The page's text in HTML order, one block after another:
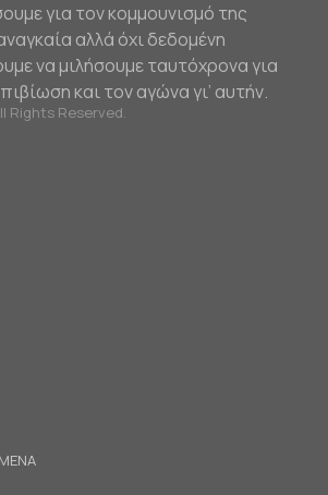
για τον κομμουνισμό της
αλλά όχι δεδομένη
να μιλήσουμε ταυτόχρονα για
και τον αγώνα γι’ αυτήν.
Rights Reserved.